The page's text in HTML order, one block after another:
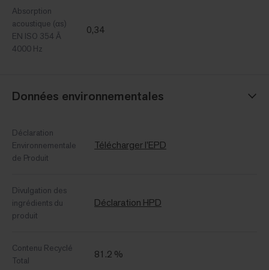
Absorption
acoustique (αs)
EN ISO 354 Ã
4000 Hz
0,34
Données environnementales
Déclaration
Environnementale
de Produit
Télécharger l'EPD
Divulgation des
ingrédients du
produit
Déclaration HPD
Contenu Recyclé
Total
81.2 %